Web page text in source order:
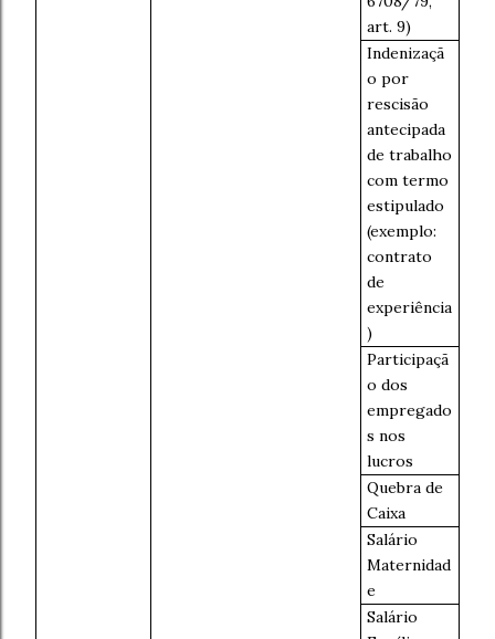
art. 9)
Indenizaçã
o por
rescisão
antecipada
de trabalho
com termo
estipulado
(exemplo:
contrato
de
experiência
)
Participaçã
o dos
empregado
s nos
lucros
Quebra de
Caixa
Salário
Maternidad
e
Salário